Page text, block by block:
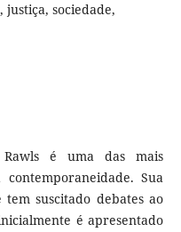
sociedade,
é uma das mais
Sua
suscitado debates ao
é apresentado